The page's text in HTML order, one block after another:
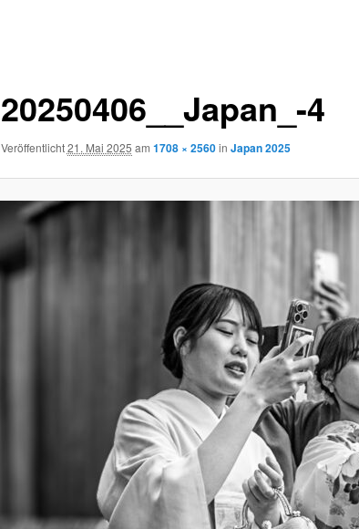
20250406__Japan_-4
Veröffentlicht21. Mai 2025 am 1708 × 2560in Japan 2025